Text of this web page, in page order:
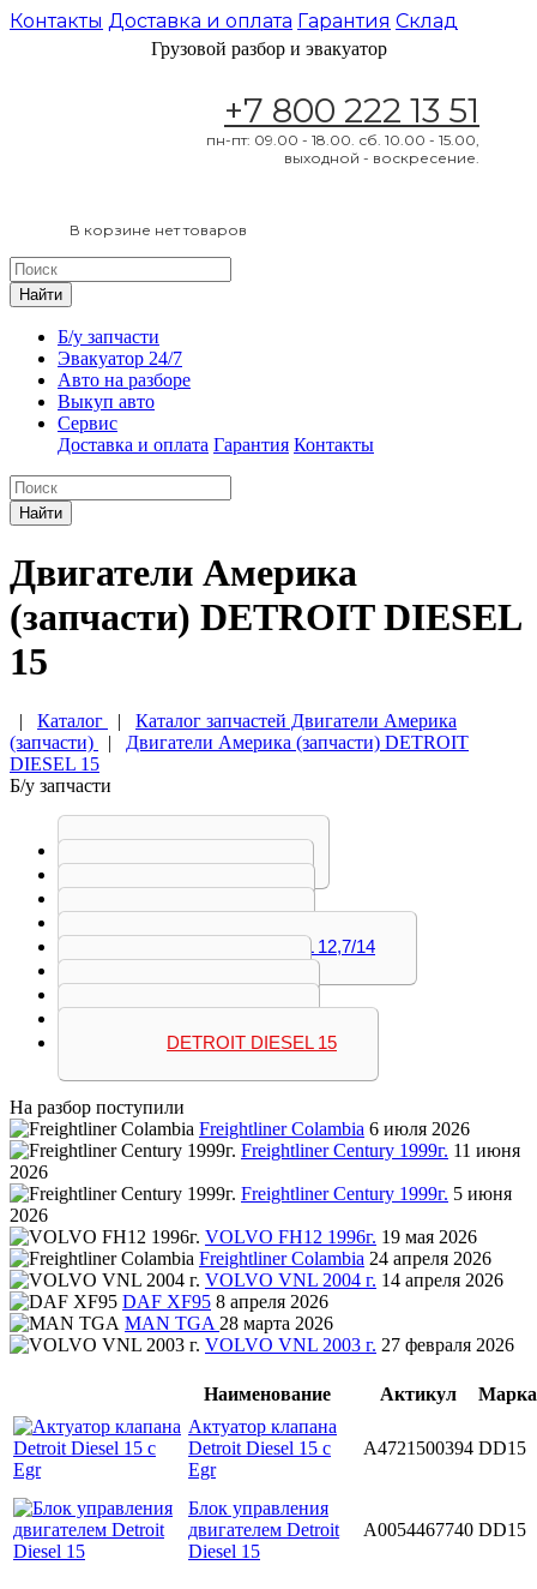
Контакты Доставка и оплата Гарантия Склад
Грузовой разбор и эвакуатор
+7 800 222 13 51
пн-пт: 09.00 - 18.00. сб. 10.00 - 15.00,
выходной - воскресение.
В корзине нет товаров
Найти
Б/у запчасти
Эвакуатор 24/7
Авто на разборе
Выкуп авто
Сервис
Доставка и оплата Гарантия Контакты
Найти
Двигатели Америка
(запчасти) DETROIT DIESEL
15
| Каталог | Каталог запчастей Двигатели Америка
(запчасти)
| Двигатели Америка (запчасти) DETROIT
DIESEL 15
Б/у запчасти
DETROIT DIESEL 12,7/14
DETROIT DIESEL 15
На разбор поступили
Freightliner Colambia 6 июля 2026
Freightliner Century 1999г. 11 июня
2026
Freightliner Century 1999г. 5 июня
2026
VOLVO FH12 1996г. 19 мая 2026
Freightliner Colambia 24 апреля 2026
VOLVO VNL 2004 г. 14 апреля 2026
DAF XF95 8 апреля 2026
MAN TGA 28 марта 2026
VOLVO VNL 2003 г. 27 февраля 2026
Наименование Актикул
Марка
Актуатор клапана
Detroit Diesel 15 с
Egr
A4721500394 DD15
Блок управления
двигателем Detroit
Diesel 15
A0054467740 DD15